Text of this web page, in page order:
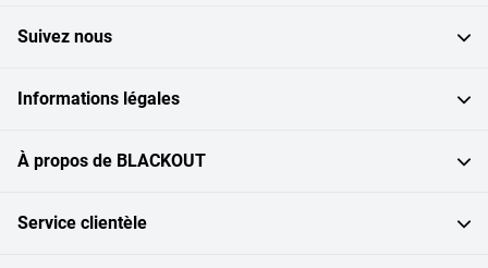
Suivez nous
Informations légales
À propos de BLACKOUT
Service clientèle